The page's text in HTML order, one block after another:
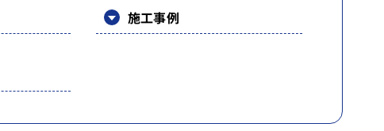
施工事例